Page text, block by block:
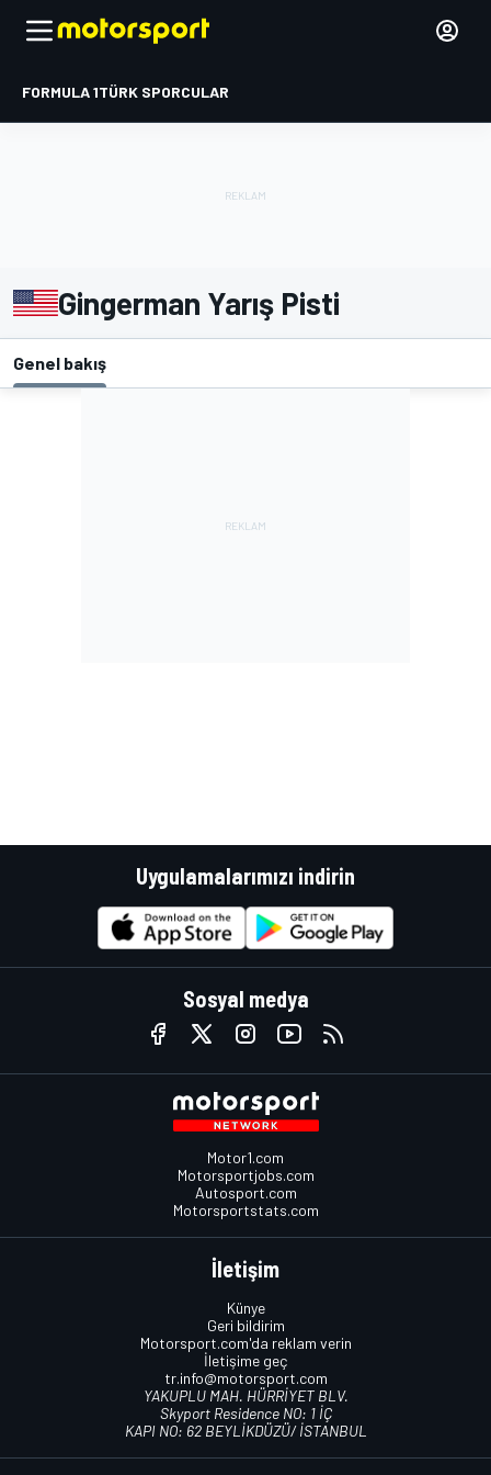
FORMULA 1TÜRK SPORCULAR
Gingerman Yarış Pisti
Genel bakış
Uygulamalarımızı indirin
Sosyal medya
Motor1.com
Motorsportjobs.com
Autosport.com
Motorsportstats.com
İletişim
Künye
Geri bildirim
Motorsport.com'da reklam verin
İletişime geç
tr.info@motorsport.com
YAKUPLU MAH. HÜRRİYET BLV.
Skyport Residence NO: 1 İÇ
KAPI NO: 62 BEYLİKDÜZÜ/ İSTANBUL